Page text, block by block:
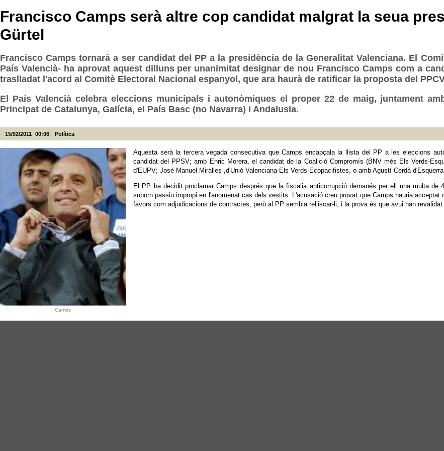
Francisco Camps serà altre cop candidat malgrat la seua
Gürtel
Francisco Camps tornarà a ser candidat del PP a la presidència de la Generalitat Valenciana. El
País Valencià- ha aprovat aquest dilluns per unanimitat designar de nou Francisco Camps com a
traslladat l'acord al Comitè Electoral Nacional espanyol, que ara haurà de ratificar la proposta del
El País Valencià celebra eleccions municipals i autonòmiques el proper 22 de maig, juntament
Principat de Catalunya, Galícia, el País Basc (no Navarra) i Andalusia.
15/02/2011 00:06 Política
Camps
Aquesta serà la tercera vegada consecutiva que Camps encapçala la llista del PP a les eleccions
candidat del PPSV; amb Enric Morera, el candidat de la Coalició Compromís (BNV més Els Verds-
d'EUPV; José Manuel Miralles ,d'Unió Valenciana-Els Verds-Ecopacifistes, o amb Agustí Cerdà
El PP ha decidit proclamar Camps després que la fiscalia anticorrupció demanés per ell una multa
suborn passiu impropi en l'anomenat cas dels vestits. L'acusació creu provat que Camps hauria
favors com adjudicacions de contractes, però al PP sembla relliscar-li, i la prova és que avui han